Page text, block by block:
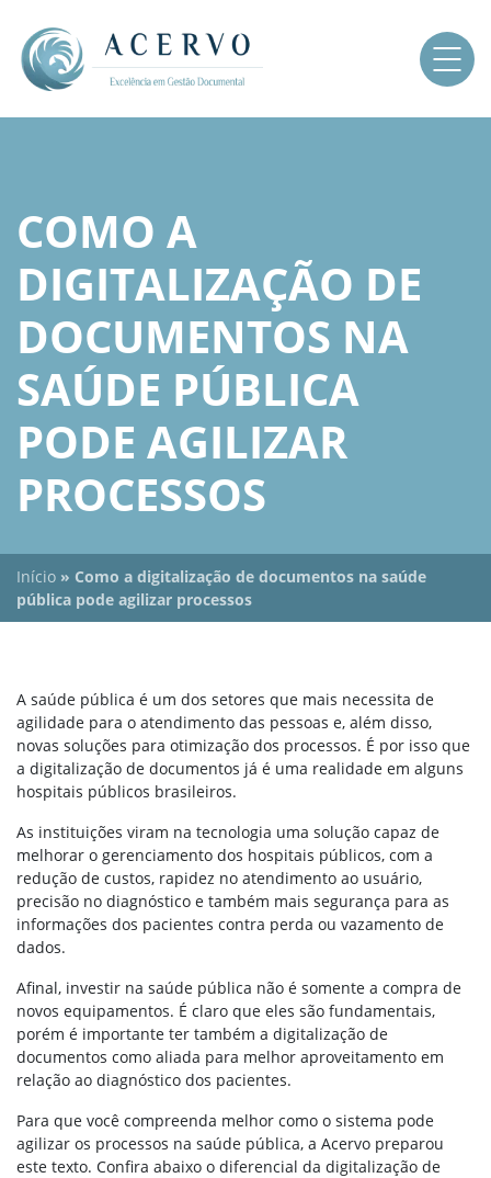
COMO A
DIGITALIZAÇÃO DE
DOCUMENTOS NA
SAÚDE PÚBLICA
PODE AGILIZAR
PROCESSOS
Início » Como a digitalização de documentos na saúde
pública pode agilizar processos
A saúde pública é um dos setores que mais necessita de
agilidade para o atendimento das pessoas e, além disso,
novas soluções para otimização dos processos. É por isso que
a digitalização de documentos já é uma realidade em alguns
hospitais públicos brasileiros.
As instituições viram na tecnologia uma solução capaz de
melhorar o gerenciamento dos hospitais públicos, com a
redução de custos, rapidez no atendimento ao usuário,
precisão no diagnóstico e também mais segurança para as
informações dos pacientes contra perda ou vazamento de
dados.
Afinal, investir na saúde pública não é somente a compra de
novos equipamentos. É claro que eles são fundamentais,
porém é importante ter também a digitalização de
documentos como aliada para melhor aproveitamento em
relação ao diagnóstico dos pacientes.
Para que você compreenda melhor como o sistema pode
agilizar os processos na saúde pública, a Acervo preparou
este texto. Confira abaixo o diferencial da digitalização de